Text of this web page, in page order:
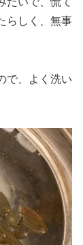
らしく、無事
で、よく洗い